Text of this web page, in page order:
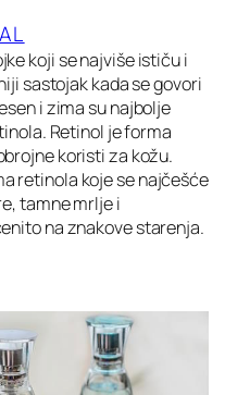
koji se najviše ističu i
sastojak kada se govori
i zima su najbolje
Retinol je forma
koristi za kožu.
retinola koje se najčešće
tamne mrlje i
na znakove starenja.